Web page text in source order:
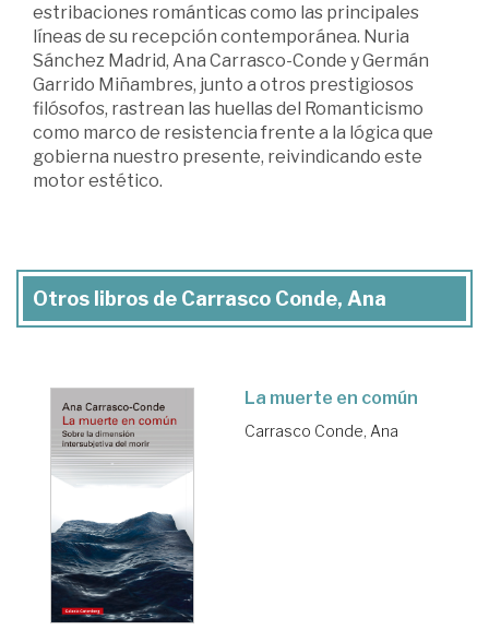
estribaciones románticas como las principales
líneas de su recepción contemporánea. Nuria
Sánchez Madrid, Ana Carrasco-Conde y Germán
Garrido Miñambres, junto a otros prestigiosos
filósofos, rastrean las huellas del Romanticismo
como marco de resistencia frente a la lógica que
gobierna nuestro presente, reivindicando este
motor estético.
Otros libros de Carrasco Conde, Ana
La muerte en común
Carrasco Conde, Ana